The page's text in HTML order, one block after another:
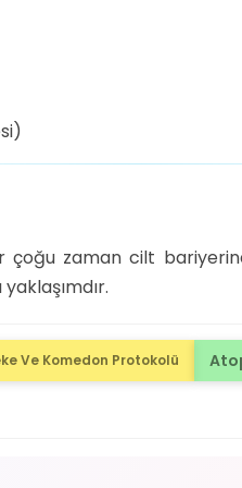
çoğu zaman cilt
Ve Komedon Protokolü